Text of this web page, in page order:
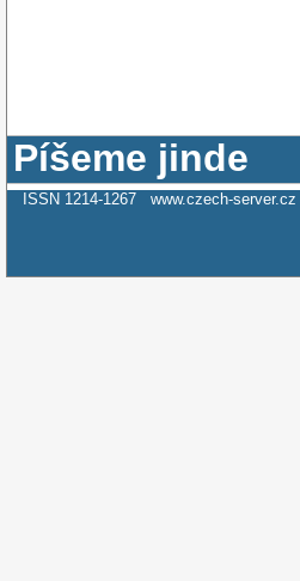
Píšeme jinde
ISSN 1214-1267 www.czech-server.cz